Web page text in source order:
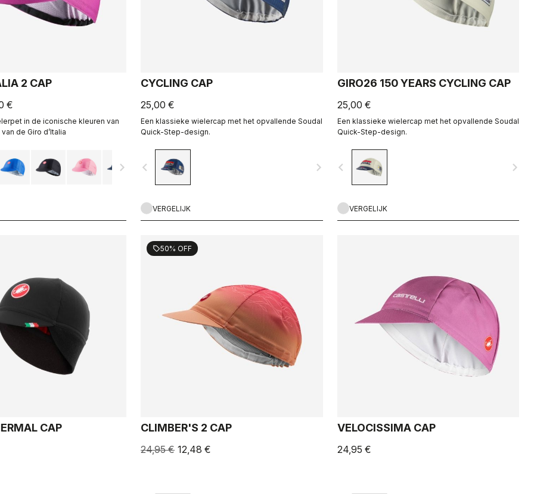
2 CAP
€
in de iconische kleuren van
de Giro d’Italia
navigate_next
CYCLING CAP
25,00 €
Een klassieke wielercap met het opvallende Soudal
Quick-Step-design.
navigate_before navigate_next
VERGELIJK
GIRO26 150 YEARS CYCLING CAP
25,00 €
Een klassieke wielercap met het opvallende Soudal
Quick-Step-design.
navigate_before navigate_next
VERGELIJK
CAP
sell50% OFF
CLIMBER'S 2 CAP
24,95 € 12,48 €
VELOCISSIMA CAP
24,95 €